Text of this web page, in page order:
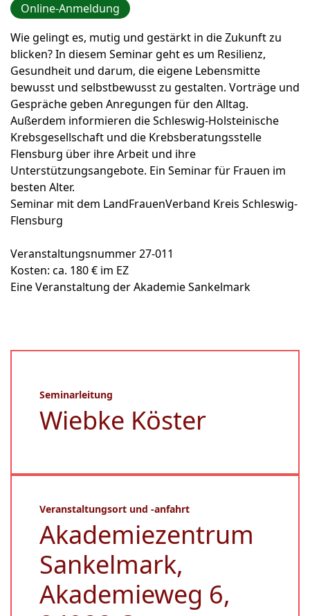
Online-Anmeldung
Wie gelingt es, mutig und gestärkt in die Zukunft zu
blicken? In diesem Seminar geht es um Resilienz,
Gesundheit und darum, die eigene Lebensmitte
bewusst und selbstbewusst zu gestalten. Vorträge und
Gespräche geben Anregungen für den Alltag.
Außerdem informieren die Schleswig-Holsteinische
Krebsgesellschaft und die Krebsberatungsstelle
Flensburg über ihre Arbeit und ihre
Unterstützungsangebote. Ein Seminar für Frauen im
besten Alter.
Seminar mit dem LandFrauenVerband Kreis Schleswig-
Flensburg
Veranstaltungsnummer 27-011
Kosten: ca. 180 € im EZ
Eine Veranstaltung der Akademie Sankelmark
Seminarleitung
Wiebke Köster
Veranstaltungsort und -anfahrt
Akademiezentrum
Sankelmark,
Akademieweg 6,